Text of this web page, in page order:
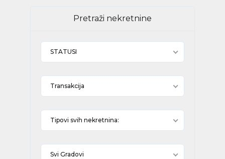
Pretraži nekretnine
STATUSI
Transakcija
Tipovi svih nekretnina:
Svi Gradovi